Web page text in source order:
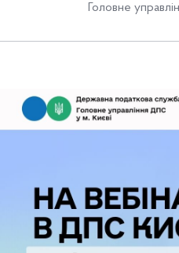
Головне